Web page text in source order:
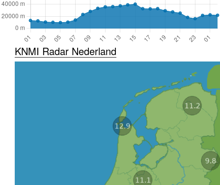
KNMI Radar Nederland